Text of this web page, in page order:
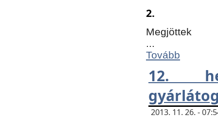
2.
Megjöttek
...
Tovább
12.
2013. 11. 26. -